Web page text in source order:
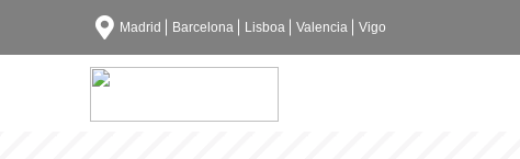
Madrid Barcelona Lisboa Valencia Vigo